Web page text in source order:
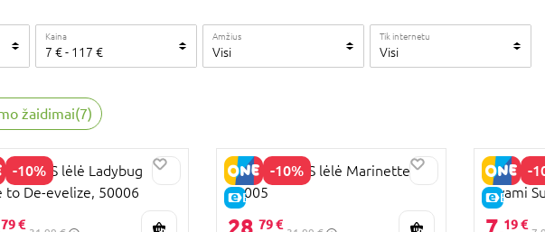
Kaina
7 €- 117 €
Amžius
Visi
Tik internetu
Visi
žaidimai(7)
-10%
lėlė Ladybug
to De-evelize, 50006
79 €
-10%
E-KAINA
MIRACULOUS lėlė Marinette,
50005
79 €
-
E-
Kwami
19 €